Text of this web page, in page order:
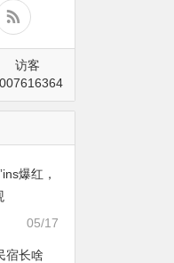
访客
爆红，
05/17
宿长啥